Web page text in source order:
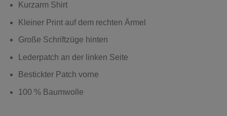
Kurzarm Shirt
Kleiner Print auf dem rechten Ärmel
Große Schriftzüge hinten
Lederpatch an der linken Seite
Bestickter Patch vorne
100 % Baumwolle